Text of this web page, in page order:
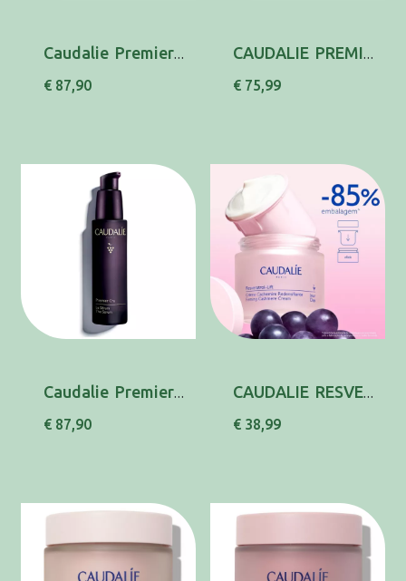
Caudalie Premier Cru Cr Rico Envelhec 50ml
€ 87,90
CAUDALIE PREMIER CRU CR RICO RECARGA 50
€ 75,99
Caudalie Premier Cru Serum 30ml
€ 87,90
CAUDALIE RESVER-LIFT FIRM CAXEM REC50ML
€ 38,99